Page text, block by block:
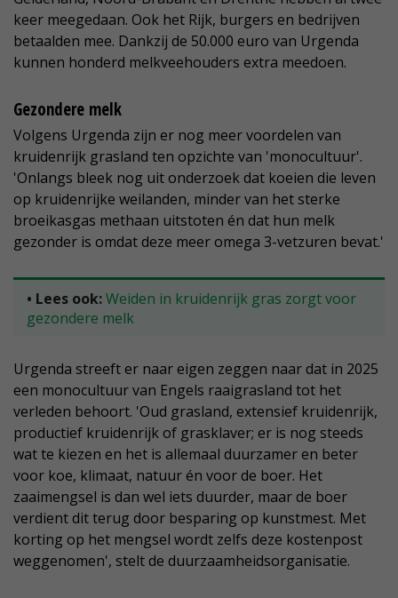
keer meegedaan. Ook het Rijk, burgers en bedrijven
betaalden mee. Dankzij de 50.000 euro van Urgenda
kunnen honderd melkveehouders extra meedoen.
Gezondere melk
Volgens Urgenda zijn er nog meer voordelen van
kruidenrijk grasland ten opzichte van 'monocultuur'.
'Onlangs bleek nog uit onderzoek dat koeien die leven
op kruidenrijke weilanden, minder van het sterke
broeikasgas methaan uitstoten én dat hun melk
gezonder is omdat deze meer omega 3-vetzuren bevat.'
• Lees ook:Weiden in kruidenrijk gras zorgt voor
gezondere melk
Urgenda streeft er naar eigen zeggen naar dat in 2025
een monocultuur van Engels raaigrasland tot het
verleden behoort. 'Oud grasland, extensief kruidenrijk,
productief kruidenrijk of grasklaver; er is nog steeds
wat te kiezen en het is allemaal duurzamer en beter
voor koe, klimaat, natuur én voor de boer. Het
zaaimengsel is dan wel iets duurder, maar de boer
verdient dit terug door besparing op kunstmest. Met
korting op het mengsel wordt zelfs deze kostenpost
weggenomen', stelt de duurzaamheidsorganisatie.